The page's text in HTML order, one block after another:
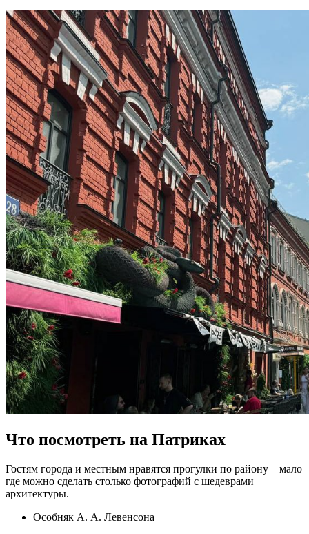
Что посмотреть на Патриках
Гостям города и местным нравятся прогулки по району – мало
где можно сделать столько фотографий с шедеврами
архитектуры.
Особняк А. А. Левенсона